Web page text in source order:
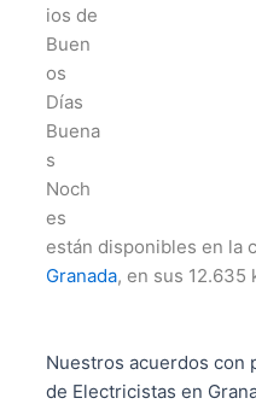
ios de
Buen
os
Días
Buena
s
Noch
es
están disponibles en la
Granada, en sus 12.635
Nuestros acuerdos con
de Electricistas en